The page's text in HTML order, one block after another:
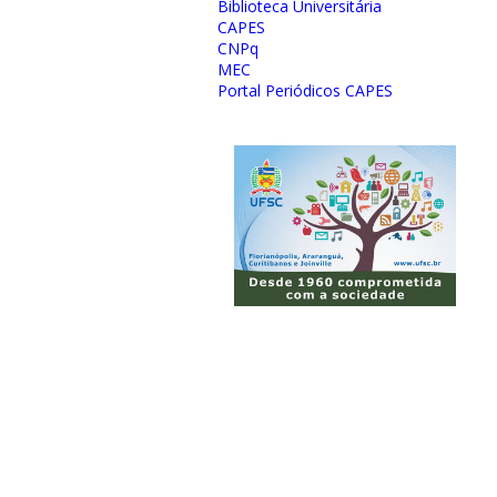
Biblioteca Universitária
CAPES
CNPq
MEC
Portal Periódicos CAPES